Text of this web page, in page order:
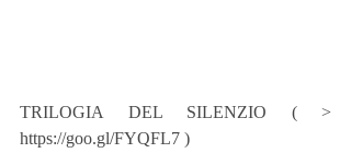
TRILOGIA DEL SILENZIO ( >
https://goo.gl/FYQFL7 )